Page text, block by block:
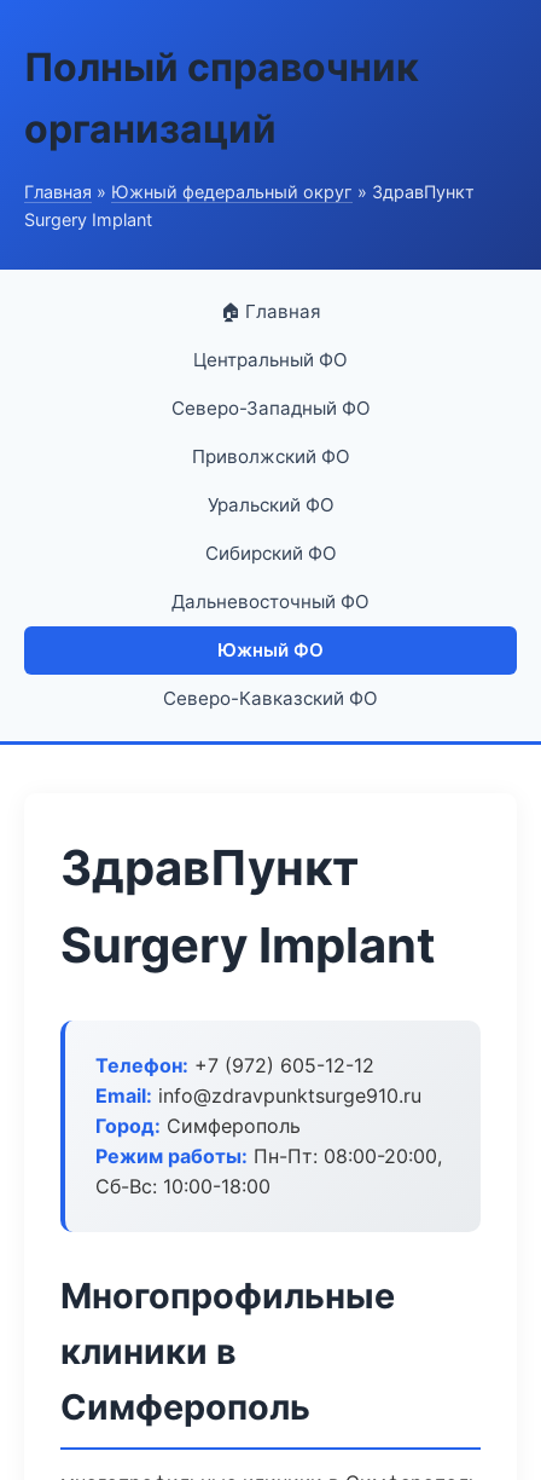
Полный справочник
организаций
Главная » Южный федеральный округ » ЗдравПункт
Surgery Implant
🏠 Главная
Центральный ФО
Северо-Западный ФО
Приволжский ФО
Уральский ФО
Сибирский ФО
Дальневосточный ФО
Южный ФО
Северо-Кавказский ФО
ЗдравПункт
Surgery Implant
Телефон: +7 (972) 605-12-12
Email: info@zdravpunktsurge910.ru
Город: Симферополь
Режим работы: Пн-Пт: 08:00-20:00,
Сб-Вс: 10:00-18:00
Многопрофильные
клиники в
Симферополь